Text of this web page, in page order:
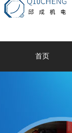
首页